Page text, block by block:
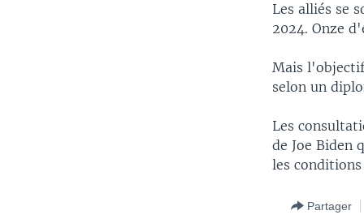
Les alliés se
2024. Onze
Mais
selon un
Les
de Joe Biden
les
Partager